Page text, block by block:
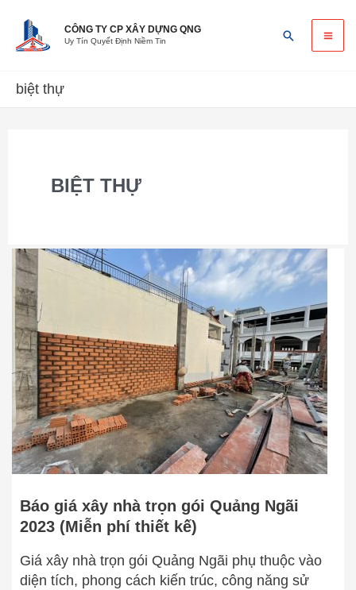
content
CÔNG TY CP XÂY DỰNG QNG
Uy Tín Quyết Định Niềm Tin Search
biệt thự
BIỆT THỰ
Báo giá xây nhà trọn gói Quảng Ngãi
2023 (Miễn phí thiết kế)
Giá xây nhà trọn gói Quảng Ngãi phụ thuộc vào
diện tích, phong cách kiến trúc, công năng sử
Báo
giá
xây
nhà
trọn
gói
Quảng
Ngãi
2023
(Miễn
phí
thiết
kế)